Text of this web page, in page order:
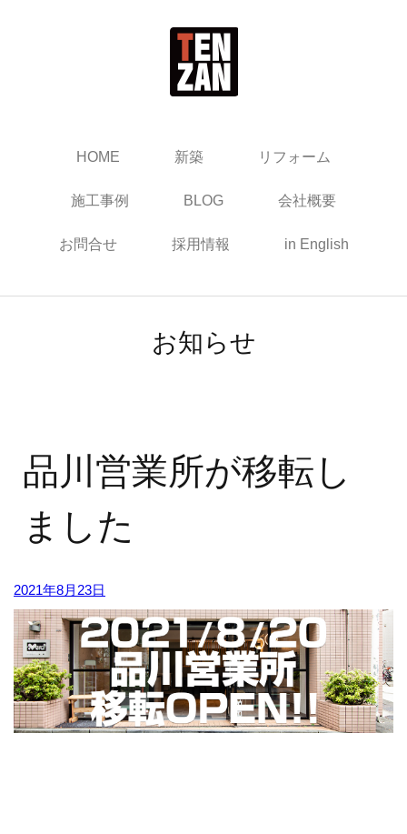
HOME 新築 リフォーム
施工事例 BLOG 会社概要
お問合せ 採用情報 in English
お知らせ
品川営業所が移転し
ました
2021年8月23日